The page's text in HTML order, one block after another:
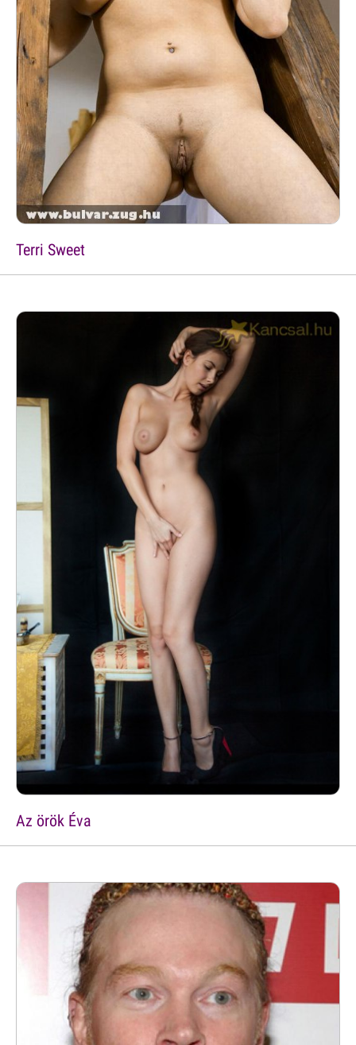
Terri Sweet
Az örök Éva